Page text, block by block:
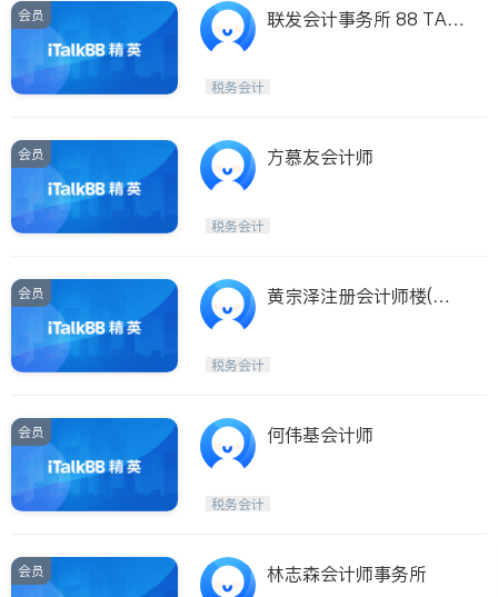
会员
联发会计事务所 88 TAX
税务会计
会员 方慕友会计师
税务会计
会员
黄宗泽注册会计师楼(中
税务会计
会员 何伟基会计师
税务会计
会员 林志森会计师事务所